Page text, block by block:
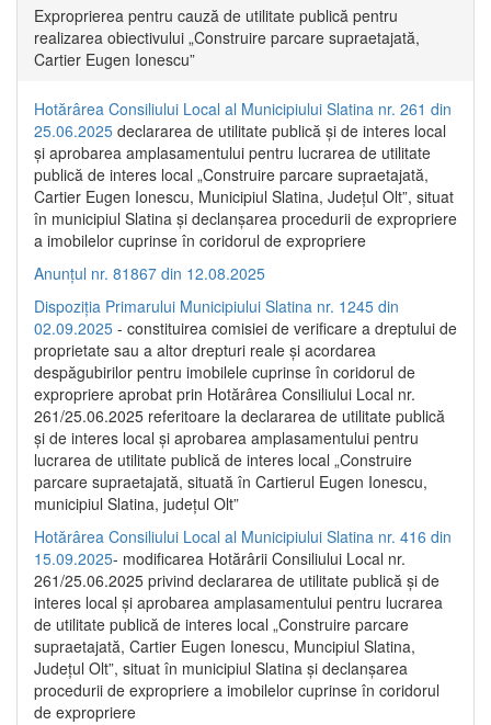
Exproprierea pentru cauză de utilitate publică pentru
realizarea obiectivului „Construire parcare supraetajată,
Cartier Eugen Ionescu”
Hotărârea Consiliului Local al Municipiului Slatina nr. 261 din
25.06.2025 declararea de utilitate publică și de interes local
și aprobarea amplasamentului pentru lucrarea de utilitate
publică de interes local „Construire parcare supraetajată,
Cartier Eugen Ionescu, Municipiul Slatina, Județul Olt”, situat
în municipiul Slatina și declanșarea procedurii de expropriere
a imobilelor cuprinse în coridorul de expropriere
Anunțul nr. 81867 din 12.08.2025
Dispoziția Primarului Municipiului Slatina nr. 1245 din
02.09.2025 - constituirea comisiei de verificare a dreptului de
proprietate sau a altor drepturi reale și acordarea
despăgubirilor pentru imobilele cuprinse în coridorul de
expropriere aprobat prin Hotărârea Consiliului Local nr.
261/25.06.2025 referitoare la declararea de utilitate publică
și de interes local și aprobarea amplasamentului pentru
lucrarea de utilitate publică de interes local „Construire
parcare supraetajată, situată în Cartierul Eugen Ionescu,
municipiul Slatina, județul Olt”
Hotărârea Consiliului Local al Municipiului Slatina nr. 416 din
15.09.2025- modificarea Hotărârii Consiliului Local nr.
261/25.06.2025 privind declararea de utilitate publică și de
interes local și aprobarea amplasamentului pentru lucrarea
de utilitate publică de interes local „Construire parcare
supraetajată, Cartier Eugen Ionescu, Muncipiul Slatina,
Județul Olt”, situat în municipiul Slatina și declanșarea
procedurii de expropriere a imobilelor cuprinse în coridorul
de expropriere